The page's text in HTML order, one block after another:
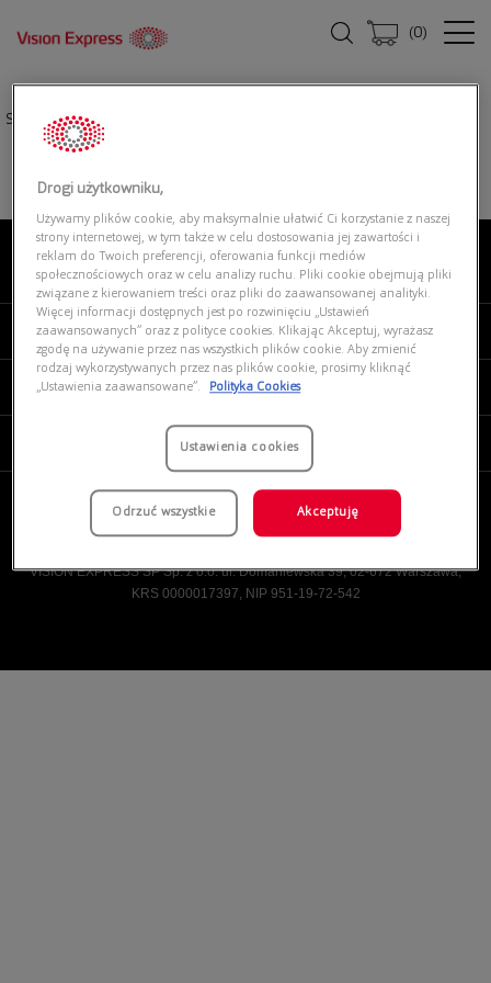
(0)
Strona główna|
O NAS
MOJE VISION EXPRESS
PRODUKTY I USŁUGI
VISION EXPRESS SP Sp. z o.o. ul. Domaniewska 39, 02-672 Warszawa,
KRS 0000017397, NIP 951-19-72-542
Drogi użytkowniku,
Używamy plików cookie, aby maksymalnie ułatwić Ci korzystanie z naszej
strony internetowej, w tym także w celu dostosowania jej zawartości i
reklam do Twoich preferencji, oferowania funkcji mediów
społecznościowych oraz w celu analizy ruchu. Pliki cookie obejmują pliki
związane z kierowaniem treści oraz pliki do zaawansowanej analityki.
Więcej informacji dostępnych jest po rozwinięciu „Ustawień
zaawansowanych” oraz z polityce cookies. Klikając Akceptuj, wyrażasz
zgodę na używanie przez nas wszystkich plików cookie. Aby zmienić
rodzaj wykorzystywanych przez nas plików cookie, prosimy kliknąć
„Ustawienia zaawansowane”.
Polityka Cookies
Ustawienia cookies
Odrzuć wszystkie Akceptuję